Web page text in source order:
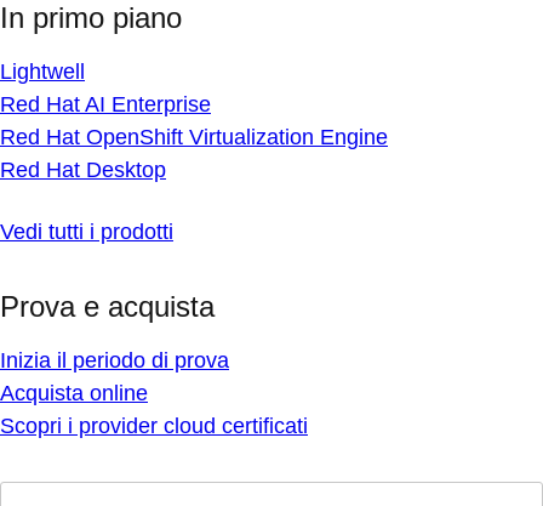
In primo piano
Lightwell
Red Hat AI Enterprise
Red Hat OpenShift Virtualization Engine
Red Hat Desktop
Vedi tutti i prodotti
Prova e acquista
Inizia il periodo di prova
Acquista online
Scopri i provider cloud certificati